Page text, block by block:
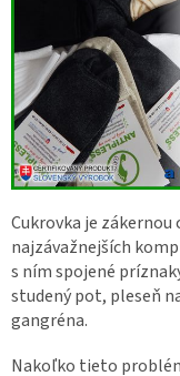
Cukrovka je zákernou
najzávažnejších
s ním spojené
studený pot, pleseň
gangréna.
Nakoľko tieto